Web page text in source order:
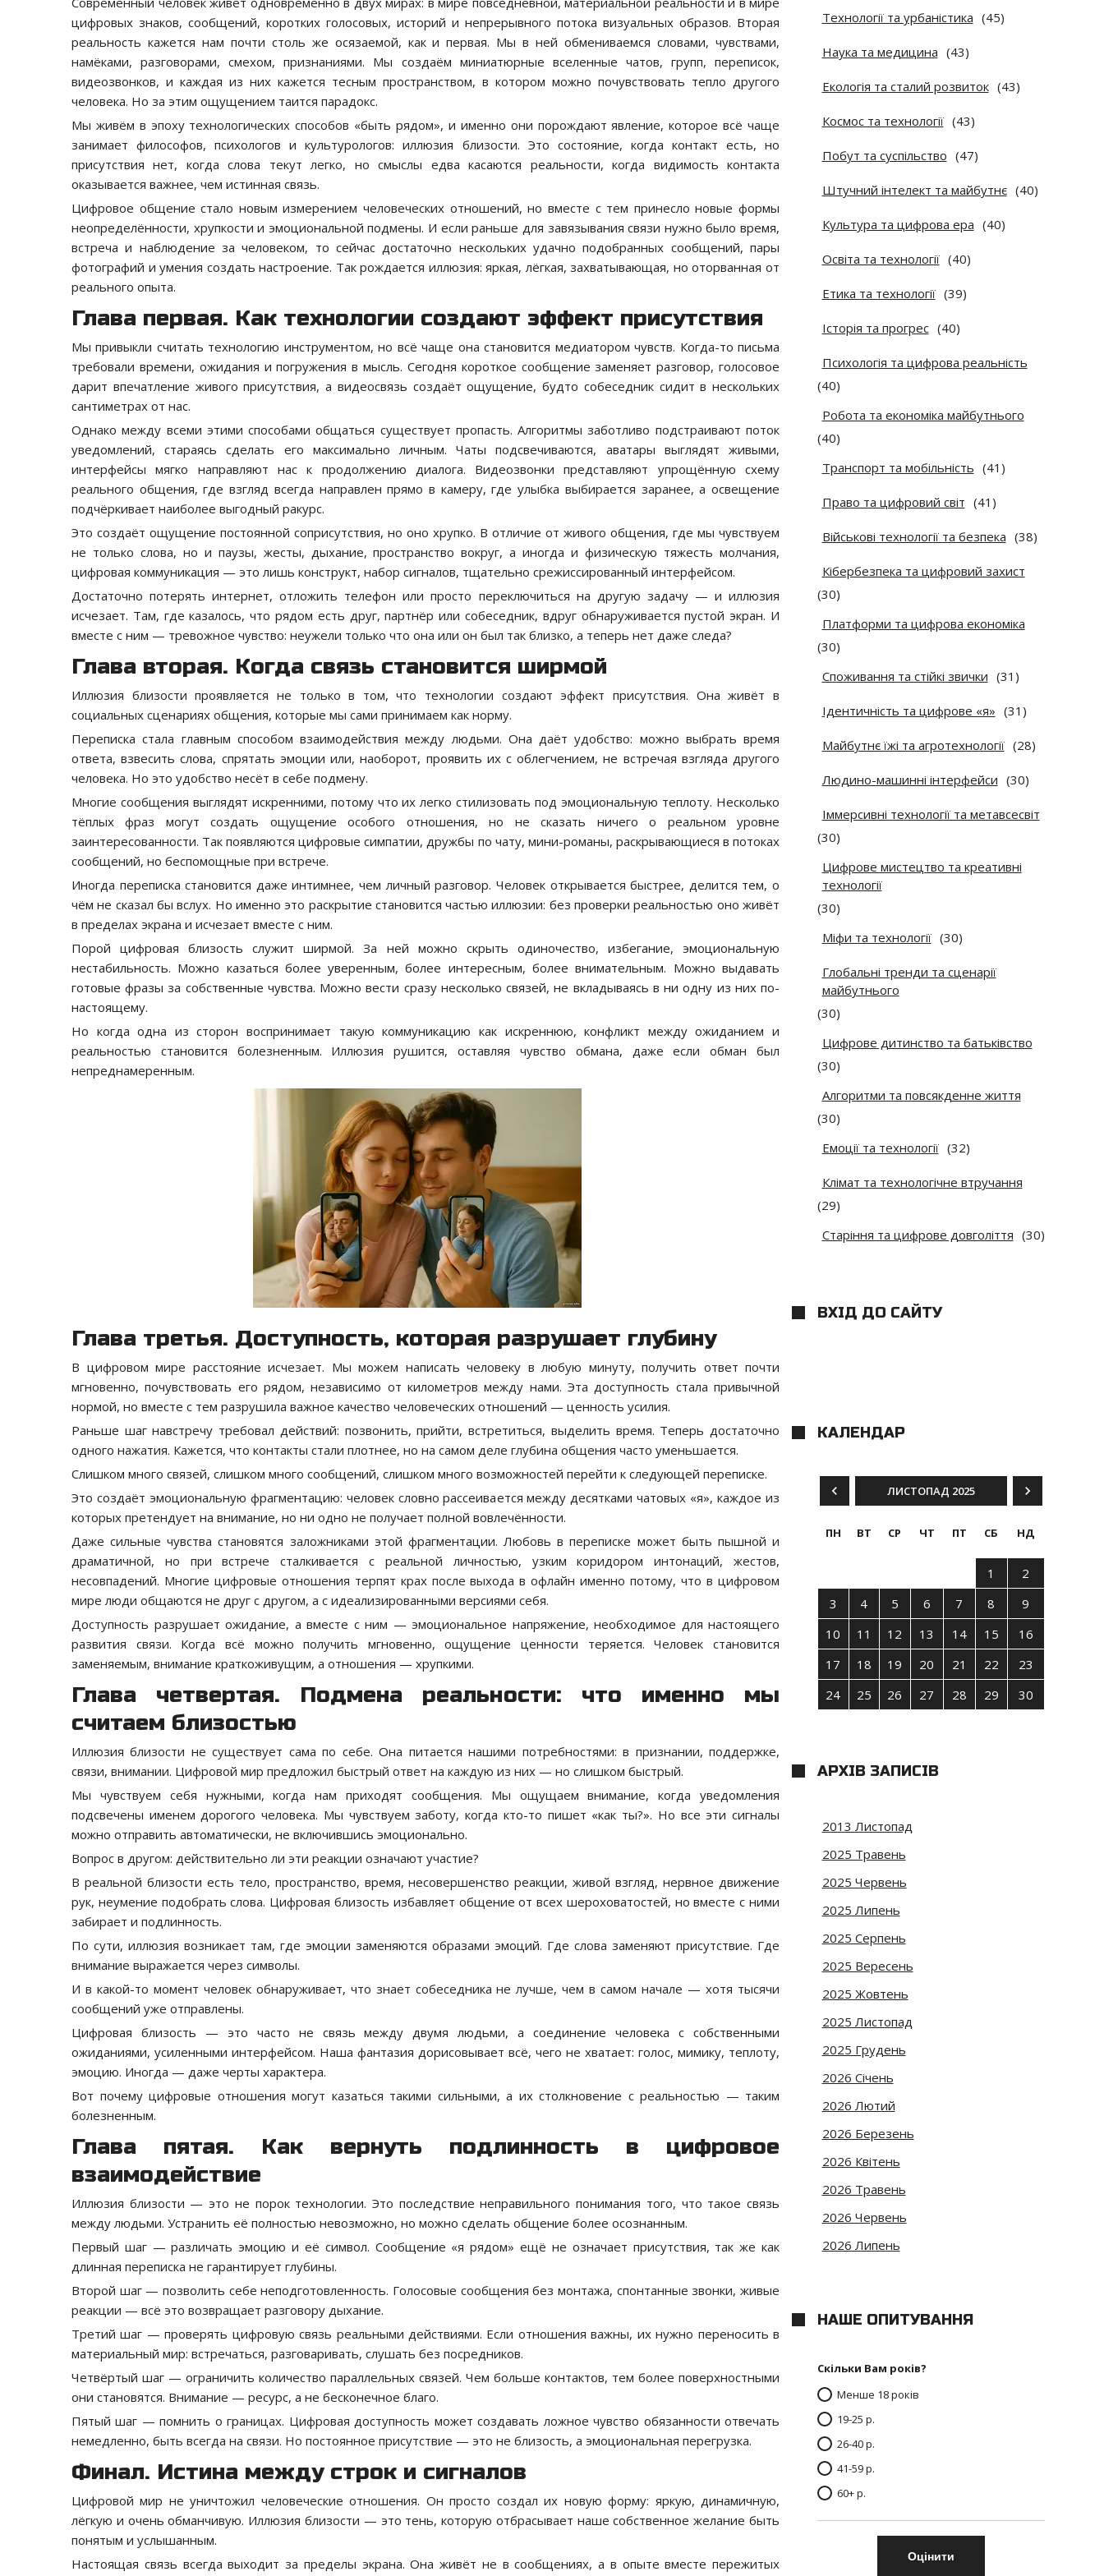
цифровых знаков, сообщений, коротких голосовых, историй и непрерывного потока визуальных образов. Вторая
реальность кажется нам почти столь же осязаемой, как и первая. Мы в ней обмениваемся словами, чувствами,
намёками, разговорами, смехом, признаниями. Мы создаём миниатюрные вселенные чатов, групп, переписок,
видеозвонков, и каждая из них кажется тесным пространством, в котором можно почувствовать тепло другого
человека. Но за этим ощущением таится парадокс.
Мы живём в эпоху технологических способов «быть рядом», и именно они порождают явление, которое всё чаще
занимает философов, психологов и культурологов: иллюзия близости. Это состояние, когда контакт есть, но
присутствия нет, когда слова текут легко, но смыслы едва касаются реальности, когда видимость контакта
оказывается важнее, чем истинная связь.
Цифровое общение стало новым измерением человеческих отношений, но вместе с тем принесло новые формы
неопределённости, хрупкости и эмоциональной подмены. И если раньше для завязывания связи нужно было время,
встреча и наблюдение за человеком, то сейчас достаточно нескольких удачно подобранных сообщений, пары
фотографий и умения создать настроение. Так рождается иллюзия: яркая, лёгкая, захватывающая, но оторванная от
реального опыта.
Глава первая. Как технологии создают эффект присутствия
Мы привыкли считать технологию инструментом, но всё чаще она становится медиатором чувств. Когда-то письма
требовали времени, ожидания и погружения в мысль. Сегодня короткое сообщение заменяет разговор, голосовое
дарит впечатление живого присутствия, а видеосвязь создаёт ощущение, будто собеседник сидит в нескольких
сантиметрах от нас.
Однако между всеми этими способами общаться существует пропасть. Алгоритмы заботливо подстраивают поток
уведомлений, стараясь сделать его максимально личным. Чаты подсвечиваются, аватары выглядят живыми,
интерфейсы мягко направляют нас к продолжению диалога. Видеозвонки представляют упрощённую схему
реального общения, где взгляд всегда направлен прямо в камеру, где улыбка выбирается заранее, а освещение
подчёркивает наиболее выгодный ракурс.
Это создаёт ощущение постоянной соприсутствия, но оно хрупко. В отличие от живого общения, где мы чувствуем
не только слова, но и паузы, жесты, дыхание, пространство вокруг, а иногда и физическую тяжесть молчания,
цифровая коммуникация — это лишь конструкт, набор сигналов, тщательно срежиссированный интерфейсом.
Достаточно потерять интернет, отложить телефон или просто переключиться на другую задачу — и иллюзия
исчезает. Там, где казалось, что рядом есть друг, партнёр или собеседник, вдруг обнаруживается пустой экран. И
вместе с ним — тревожное чувство: неужели только что она или он был так близко, а теперь нет даже следа?
Глава вторая. Когда связь становится ширмой
Иллюзия близости проявляется не только в том, что технологии создают эффект присутствия. Она живёт в
социальных сценариях общения, которые мы сами принимаем как норму.
Переписка стала главным способом взаимодействия между людьми. Она даёт удобство: можно выбрать время
ответа, взвесить слова, спрятать эмоции или, наоборот, проявить их с облегчением, не встречая взгляда другого
человека. Но это удобство несёт в себе подмену.
Многие сообщения выглядят искренними, потому что их легко стилизовать под эмоциональную теплоту. Несколько
тёплых фраз могут создать ощущение особого отношения, но не сказать ничего о реальном уровне
заинтересованности. Так появляются цифровые симпатии, дружбы по чату, мини-романы, раскрывающиеся в потоках
сообщений, но беспомощные при встрече.
Иногда переписка становится даже интимнее, чем личный разговор. Человек открывается быстрее, делится тем, о
чём не сказал бы вслух. Но именно это раскрытие становится частью иллюзии: без проверки реальностью оно живёт
в пределах экрана и исчезает вместе с ним.
Порой цифровая близость служит ширмой. За ней можно скрыть одиночество, избегание, эмоциональную
нестабильность. Можно казаться более уверенным, более интересным, более внимательным. Можно выдавать
готовые фразы за собственные чувства. Можно вести сразу несколько связей, не вкладываясь в ни одну из них по-
настоящему.
Но когда одна из сторон воспринимает такую коммуникацию как искреннюю, конфликт между ожиданием и
реальностью становится болезненным. Иллюзия рушится, оставляя чувство обмана, даже если обман был
непреднамеренным.
Глава третья. Доступность, которая разрушает глубину
В цифровом мире расстояние исчезает. Мы можем написать человеку в любую минуту, получить ответ почти
мгновенно, почувствовать его рядом, независимо от километров между нами. Эта доступность стала привычной
нормой, но вместе с тем разрушила важное качество человеческих отношений — ценность усилия.
Раньше шаг навстречу требовал действий: позвонить, прийти, встретиться, выделить время. Теперь достаточно
одного нажатия. Кажется, что контакты стали плотнее, но на самом деле глубина общения часто уменьшается.
Слишком много связей, слишком много сообщений, слишком много возможностей перейти к следующей переписке.
Это создаёт эмоциональную фрагментацию: человек словно рассеивается между десятками чатовых «я», каждое из
которых претендует на внимание, но ни одно не получает полной вовлечённости.
Даже сильные чувства становятся заложниками этой фрагментации. Любовь в переписке может быть пышной и
драматичной, но при встрече сталкивается с реальной личностью, узким коридором интонаций, жестов,
несовпадений. Многие цифровые отношения терпят крах после выхода в офлайн именно потому, что в цифровом
мире люди общаются не друг с другом, а с идеализированными версиями себя.
Доступность разрушает ожидание, а вместе с ним — эмоциональное напряжение, необходимое для настоящего
развития связи. Когда всё можно получить мгновенно, ощущение ценности теряется. Человек становится
заменяемым, внимание краткоживущим, а отношения — хрупкими.
Глава четвертая. Подмена реальности: что именно мы
считаем близостью
Иллюзия близости не существует сама по себе. Она питается нашими потребностями: в признании, поддержке,
связи, внимании. Цифровой мир предложил быстрый ответ на каждую из них — но слишком быстрый.
Мы чувствуем себя нужными, когда нам приходят сообщения. Мы ощущаем внимание, когда уведомления
подсвечены именем дорогого человека. Мы чувствуем заботу, когда кто-то пишет «как ты?». Но все эти сигналы
можно отправить автоматически, не включившись эмоционально.
Вопрос в другом: действительно ли эти реакции означают участие?
В реальной близости есть тело, пространство, время, несовершенство реакции, живой взгляд, нервное движение
рук, неумение подобрать слова. Цифровая близость избавляет общение от всех шероховатостей, но вместе с ними
забирает и подлинность.
По сути, иллюзия возникает там, где эмоции заменяются образами эмоций. Где слова заменяют присутствие. Где
внимание выражается через символы.
И в какой-то момент человек обнаруживает, что знает собеседника не лучше, чем в самом начале — хотя тысячи
сообщений уже отправлены.
Цифровая близость — это часто не связь между двумя людьми, а соединение человека с собственными
ожиданиями, усиленными интерфейсом. Наша фантазия дорисовывает всё, чего не хватает: голос, мимику, теплоту,
эмоцию. Иногда — даже черты характера.
Вот почему цифровые отношения могут казаться такими сильными, а их столкновение с реальностью — таким
болезненным.
Глава пятая. Как вернуть подлинность в цифровое
взаимодействие
Иллюзия близости — это не порок технологии. Это последствие неправильного понимания того, что такое связь
между людьми. Устранить её полностью невозможно, но можно сделать общение более осознанным.
Первый шаг — различать эмоцию и её символ. Сообщение «я рядом» ещё не означает присутствия, так же как
длинная переписка не гарантирует глубины.
Второй шаг — позволить себе неподготовленность. Голосовые сообщения без монтажа, спонтанные звонки, живые
реакции — всё это возвращает разговору дыхание.
Третий шаг — проверять цифровую связь реальными действиями. Если отношения важны, их нужно переносить в
материальный мир: встречаться, разговаривать, слушать без посредников.
Четвёртый шаг — ограничить количество параллельных связей. Чем больше контактов, тем более поверхностными
они становятся. Внимание — ресурс, а не бесконечное благо.
Пятый шаг — помнить о границах. Цифровая доступность может создавать ложное чувство обязанности отвечать
немедленно, быть всегда на связи. Но постоянное присутствие — это не близость, а эмоциональная перегрузка.
Финал. Истина между строк и сигналов
Цифровой мир не уничтожил человеческие отношения. Он просто создал их новую форму: яркую, динамичную,
лёгкую и очень обманчивую. Иллюзия близости — это тень, которую отбрасывает наше собственное желание быть
понятым и услышанным.
Настоящая связь всегда выходит за пределы экрана. Она живёт не в сообщениях, а в опыте вместе пережитых
Технології та урбаністика (45)
Наука та медицина (43)
Екологія та сталий розвиток (43)
Космос та технології (43)
Побут та суспільство (47)
Штучний інтелект та майбутнє (40)
Культура та цифрова ера (40)
Освіта та технології (40)
Етика та технології (39)
Історія та прогрес (40)
Психологія та цифрова реальність
(40)
Робота та економіка майбутнього
(40)
Транспорт та мобільність (41)
Право та цифровий світ (41)
Військові технології та безпека (38)
Кібербезпека та цифровий захист
(30)
Платформи та цифрова економіка
(30)
Споживання та стійкі звички (31)
Ідентичність та цифрове «я» (31)
Майбутнє їжі та агротехнології (28)
Людино-машинні інтерфейси (30)
Іммерсивні технології та метавсесвіт
(30)
Цифрове мистецтво та креативні
технології
(30)
Міфи та технології (30)
Глобальні тренди та сценарії
майбутнього
(30)
Цифрове дитинство та батьківство
(30)
Алгоритми та повсякденне життя
(30)
Емоції та технології (32)
Клімат та технологічне втручання
(29)
Старіння та цифрове довголіття (30)
ВХІД ДО САЙТУ
КАЛЕНДАР
ЛИСТОПАД 2025
ПН ВТ СР ЧТ ПТ СБ НД
1
2
3
4 5 6 7 8
9
10
11 12 13 14 15
16
17
18 19 20 21 22
23
24
25 26 27 28 29 30
АРХІВ ЗАПИСІВ
2013 Листопад
2025 Травень
2025 Червень
2025 Липень
2025 Серпень
2025 Вересень
2025 Жовтень
2025 Листопад
2025 Грудень
2026 Січень
2026 Лютий
2026 Березень
2026 Квітень
2026 Травень
2026 Червень
2026 Липень
НАШЕ ОПИТУВАННЯ
Скільки Вам років?
Менше 18 років
19-25 р.
26-40 р.
41-59 р.
60+ р.